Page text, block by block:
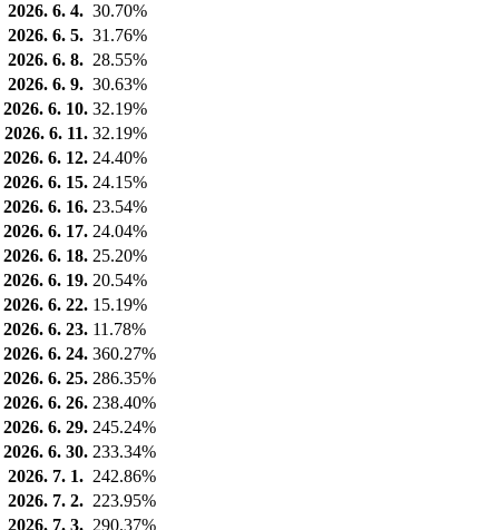
2026. 6. 4. 30.70%
2026. 6. 5. 31.76%
2026. 6. 8. 28.55%
2026. 6. 9. 30.63%
2026. 6. 10. 32.19%
2026. 6. 11. 32.19%
2026. 6. 12. 24.40%
2026. 6. 15. 24.15%
2026. 6. 16. 23.54%
2026. 6. 17. 24.04%
2026. 6. 18. 25.20%
2026. 6. 19. 20.54%
2026. 6. 22. 15.19%
2026. 6. 23. 11.78%
2026. 6. 24. 360.27%
2026. 6. 25. 286.35%
2026. 6. 26. 238.40%
2026. 6. 29. 245.24%
2026. 6. 30. 233.34%
2026. 7. 1. 242.86%
2026. 7. 2. 223.95%
2026. 7. 3. 290.37%